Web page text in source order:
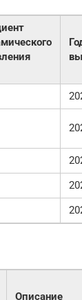
Описание